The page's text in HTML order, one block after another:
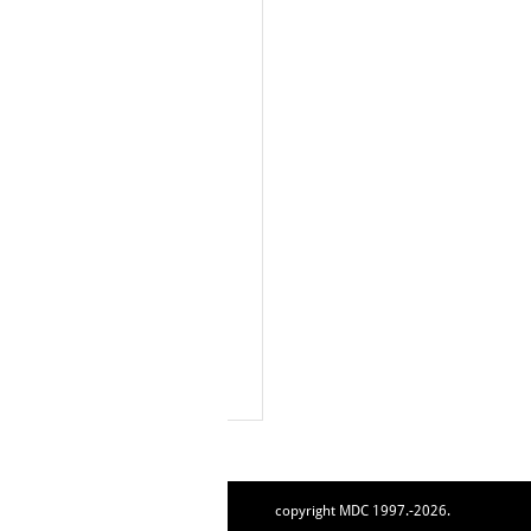
copyright MDC 1997.-2026.